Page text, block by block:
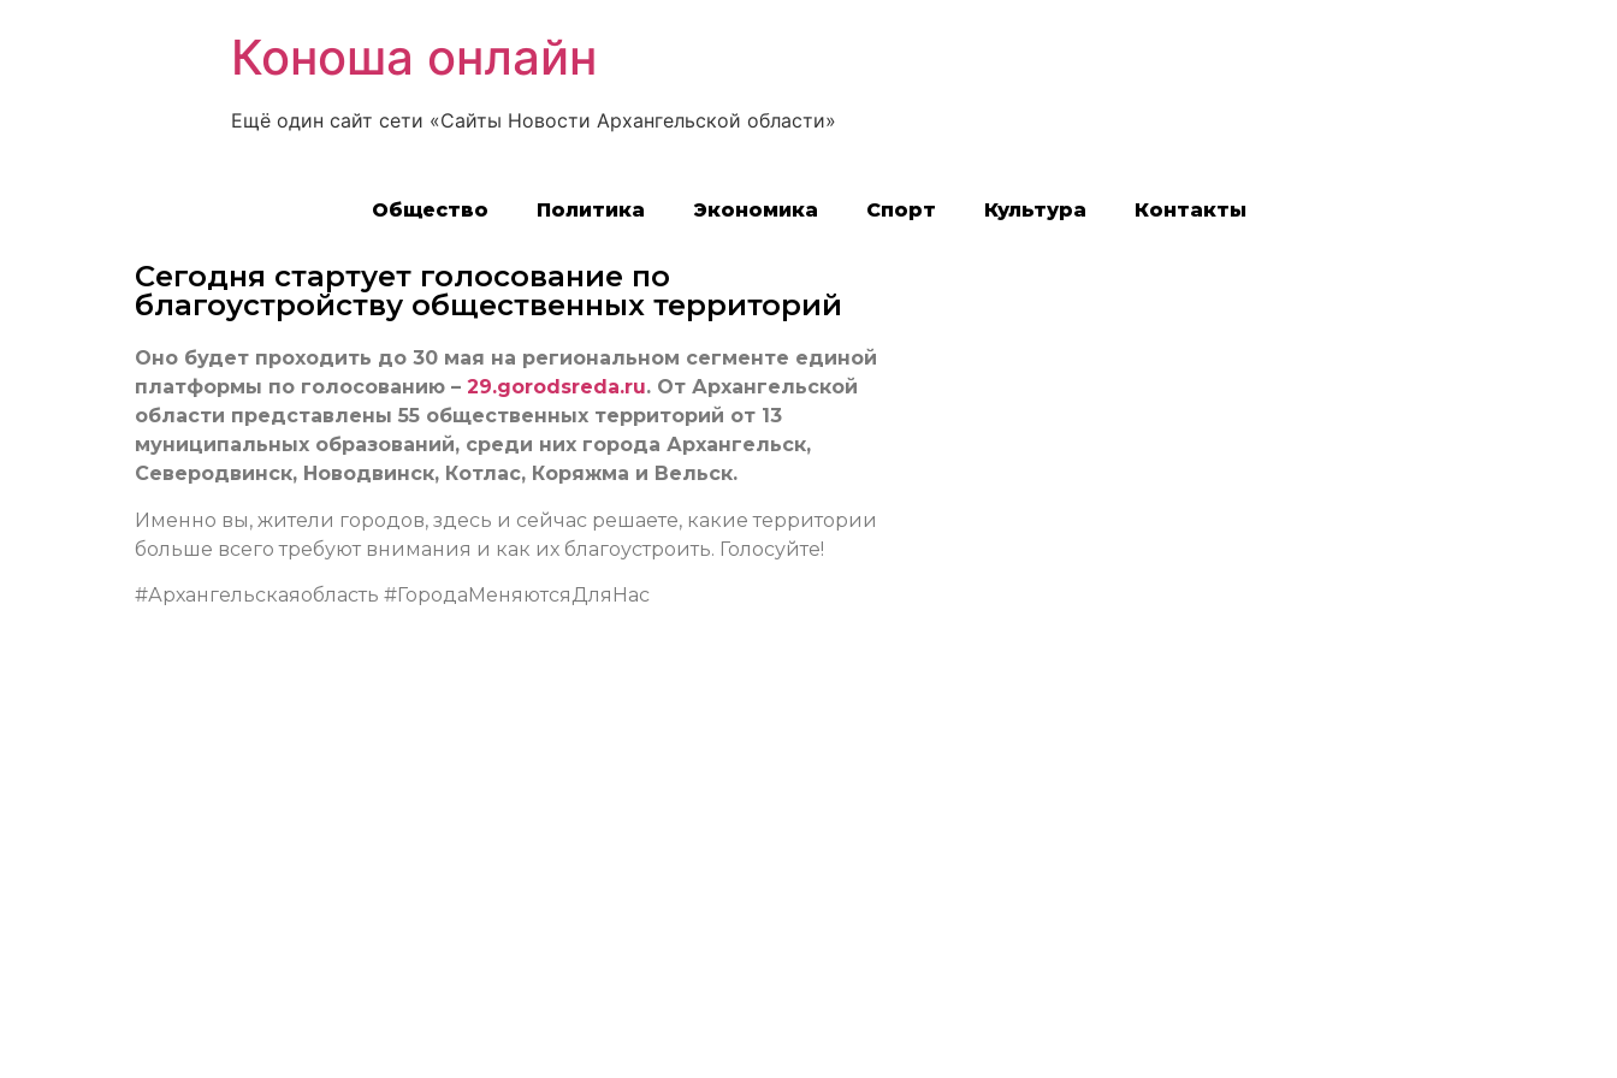
Коноша онлайн
Ещё один сайт сети «Сайты Новости Архангельской области»
Общество Политика Экономика Спорт Культура Контакты
Сегодня стартует голосование по
благоустройству общественных территорий
Оно будет проходить до 30 мая на региональном сегменте единой
платформы по голосованию – 29.gorodsreda.ru. От Архангельской
области представлены 55 общественных территорий от 13
муниципальных образований, среди них города Архангельск,
Северодвинск, Новодвинск, Котлас, Коряжма и Вельск.
Именно вы, жители городов, здесь и сейчас решаете, какие территории
больше всего требуют внимания и как их благоустроить. Голосуйте!
#Архангельскаяобласть #ГородаМеняютсяДляНас